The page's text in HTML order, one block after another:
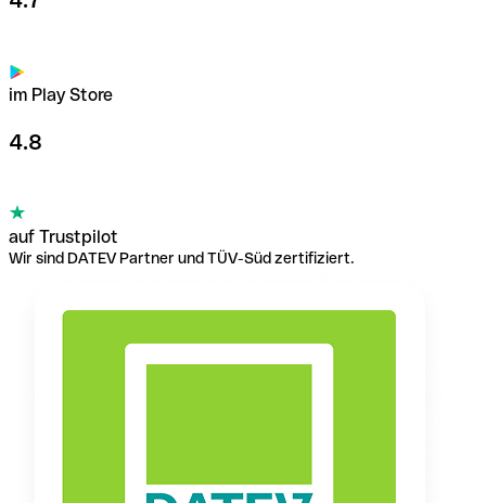
im Play Store
4.8
auf Trustpilot
Wir sind DATEV Partner und TÜV-Süd zertifiziert.